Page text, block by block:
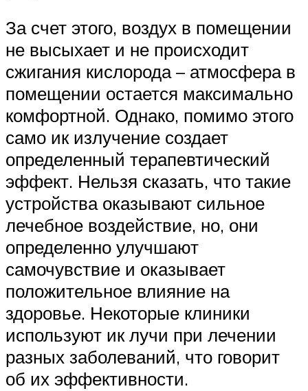
За счет этого, воздух в помещении
не высыхает и не происходит
сжигания кислорода – атмосфера в
помещении остается максимально
комфортной. Однако, помимо этого
само ик излучение создает
определенный терапевтический
эффект. Нельзя сказать, что такие
устройства оказывают сильное
лечебное воздействие, но, они
определенно улучшают
самочувствие и оказывает
положительное влияние на
здоровье. Некоторые клиники
используют ик лучи при лечении
разных заболеваний, что говорит
об их эффективности.